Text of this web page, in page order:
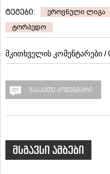
ტეგები: ეროვნული ლიგა
ტორპედო
მკითხველის კომენტარები /
გააკეთე კომენტარი
მსგავსი ამბები